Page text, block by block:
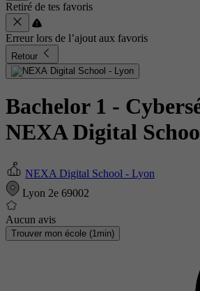
Retiré de tes favoris
Erreur lors de l’ajout aux favoris
Retour
Bachelor 1 -
NEXA Digital
NEXA Digital School - Lyon
Lyon 2e 69002
Aucun avis
Trouver mon école (1min)